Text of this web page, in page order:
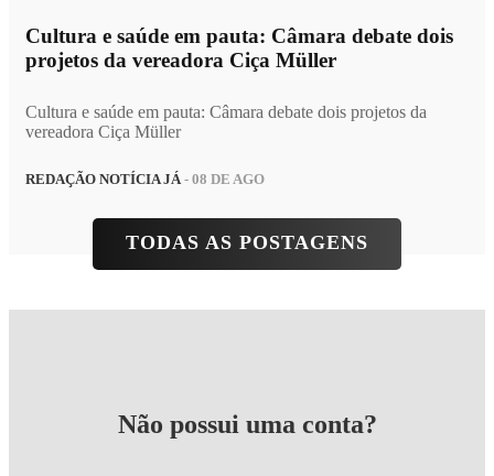
Cultura e saúde em pauta: Câmara debate dois
projetos da vereadora Ciça Müller
Cultura e saúde em pauta: Câmara debate dois projetos da
vereadora Ciça Müller
REDAÇÃO NOTÍCIA JÁ- 08 DE AGO
TODAS AS POSTAGENS
Não possui uma conta?